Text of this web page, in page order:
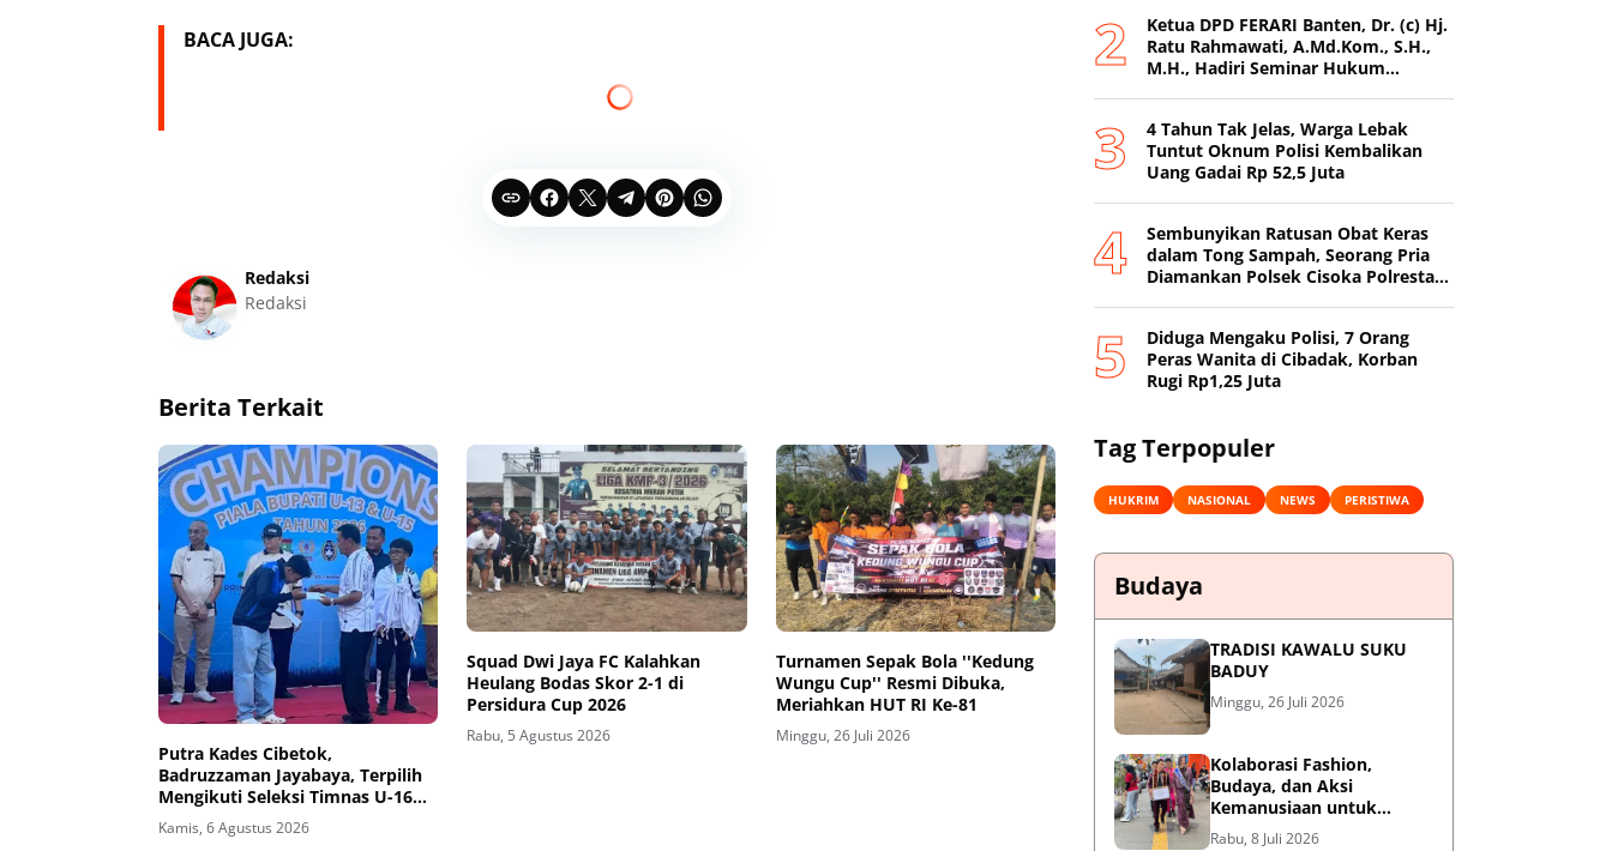
BACA JUGA:
Redaksi
Redaksi
Berita Terkait
Putra Kades Cibetok,
Badruzzaman Jayabaya, Terpilih
Mengikuti Seleksi Timnas U-16
PSSI, di Kalimantan
Kamis, 6 Agustus 2026
Squad Dwi Jaya FC Kalahkan
Heulang Bodas Skor 2-1 di
Persidura Cup 2026
Rabu, 5 Agustus 2026
Turnamen Sepak Bola ''Kedung
Wungu Cup'' Resmi Dibuka,
Meriahkan HUT RI Ke-81
Minggu, 26 Juli 2026
Ketua DPD FERARI Banten, Dr. (c) Hj.
Ratu Rahmawati, A.Md.Kom., S.H.,
M.H., Hadiri Seminar Hukum
4 Tahun Tak Jelas, Warga Lebak
Tuntut Oknum Polisi Kembalikan
Uang Gadai Rp 52,5 Juta
Sembunyikan Ratusan Obat Keras
dalam Tong Sampah, Seorang Pria
Diamankan Polsek Cisoka Polresta
Diduga Mengaku Polisi, 7 Orang
Peras Wanita di Cibadak, Korban
Rugi Rp1,25 Juta
Tag Terpopuler
HUKRIM NASIONAL NEWS PERISTIWA
Budaya
TRADISI KAWALU SUKU
BADUY
Minggu, 26 Juli 2026
Kolaborasi Fashion,
Budaya, dan Aksi
Kemanusiaan untuk
Pasien Kanker Dhuafa
Rabu, 8 Juli 2026